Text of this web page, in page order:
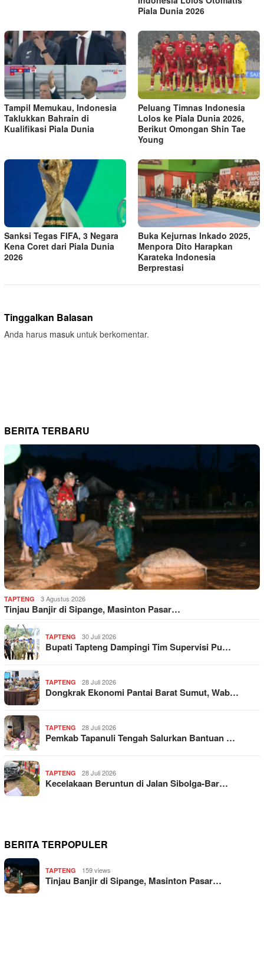
Piala Dunia 2026
Tampil Memukau, Indonesia
Taklukkan Bahrain di
Kualifikasi Piala Dunia
Peluang Timnas Indonesia
Lolos ke Piala Dunia 2026,
Berikut Omongan Shin Tae
Young
Sanksi Tegas FIFA, 3 Negara
Kena Coret dari Piala Dunia
2026
Buka Kejurnas Inkado 2025,
Menpora Dito Harapkan
Karateka Indonesia
Berprestasi
Tinggalkan Balasan
Anda harus masuk untuk berkomentar.
BERITA TERBARU
TAPTENG 3 Agustus 2026
Tinjau Banjir di Sipange, Masinton Pasar…
TAPTENG 30 Juli 2026
Bupati Tapteng Dampingi Tim Supervisi Pu…
TAPTENG 28 Juli 2026
Dongkrak Ekonomi Pantai Barat Sumut, Wab…
TAPTENG 28 Juli 2026
Pemkab Tapanuli Tengah Salurkan Bantuan …
TAPTENG 28 Juli 2026
Kecelakaan Beruntun di Jalan Sibolga-Bar…
BERITA TERPOPULER
TAPTENG 159 views
Tinjau Banjir di Sipange, Masinton Pasar…